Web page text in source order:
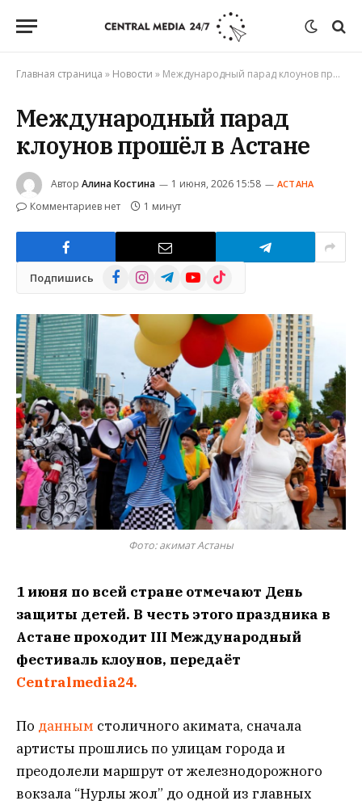
Главная страница » Новости » Международный парад клоунов прошёл в Астане
Международный парад
клоунов прошёл в Астане
Автор Алина Костина 1 июня, 2026 15:58 АСТАНА
Комментариев нет 1 минут
Подпишись FacebookInstagramTelegramYouTube
TikTok
Фото: акимат Астаны
1 июня по всей стране отмечают День
защиты детей. В честь этого праздника в
Астане проходит III Международный
фестиваль клоунов, передаёт
Centralmedia24.
По данным столичного акимата, сначала
артисты прошлись по улицам города и
преодолели маршрут от железнодорожного
вокзала “Нурлы жол” до одной из главных